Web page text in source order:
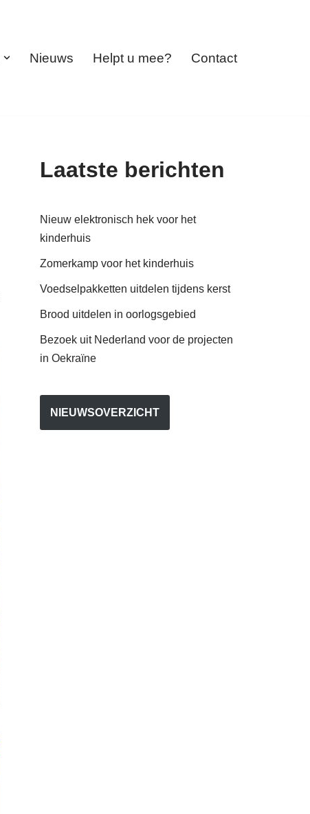
Nieuws Helpt u mee? Contact
Laatste berichten
Nieuw elektronisch hek voor het
kinderhuis
Zomerkamp voor het kinderhuis
Voedselpakketten uitdelen tijdens kerst
Brood uitdelen in oorlogsgebied
Bezoek uit Nederland voor de projecten
in Oekraïne
NIEUWSOVERZICHT